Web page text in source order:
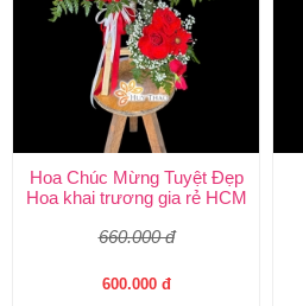
Hoa Chúc Mừng Tuyệt Đẹp
Hoa khai trương gia rẻ HCM
660.000 đ
600.000 đ